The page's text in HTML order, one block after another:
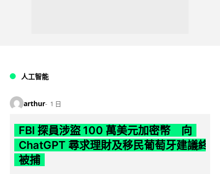
人工智能
arthur 1 日
FBI 探員涉盜 100 萬美元加密幣 向
ChatGPT 尋求理財及移民葡萄牙建議終
被捕